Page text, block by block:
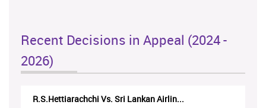
Recent Decisions in Appeal (2024 -
2026)
R.S.Hettiarachchi Vs. Sri Lankan Airlin...